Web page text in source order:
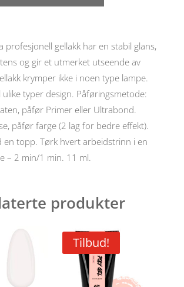
profesjonell gellakk har en stabil glans,
og gir et utmerket utseende av
krymper ikke i noen type lampe.
ulike typer design. Påføringsmetode:
påfør Primer eller Ultrabond.
påfør farge (2 lag for bedre effekt).
en topp. Tørk hvert arbeidstrinn i en
– 2 min/1 min. 11 ml.
produkter
Tilbud!